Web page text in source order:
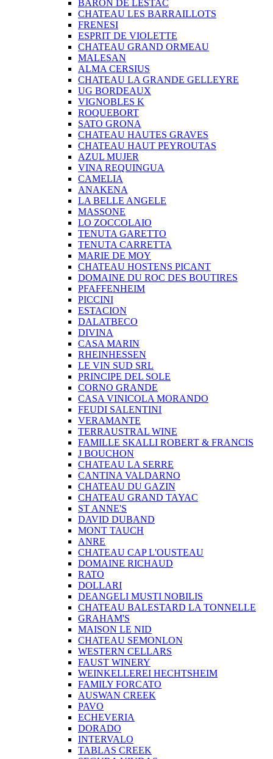
BARON DE LESTAC
CHATEAU LES BARRAILLOTS
FRENESI
ESPRIT DE VIOLETTE
CHATEAU GRAND ORMEAU
MALESAN
ALMA CERSIUS
CHATEAU LA GRANDE GELLEYRE
UG BORDEAUX
VIGNOBLES K
ROQUEBORT
SATO GRONA
CHATEAU HAUTES GRAVES
CHATEAU HAUT PEYROUTAS
AZUL MUJER
VINA REQUINGUA
CAMELIA
ANAKENA
LA BELLE ANGELE
MASSONE
LO ZOCCOLAIO
TENUTA GARETTO
TENUTA CARRETTA
MARIE DE MOY
CHATEAU HOSTENS PICANT
DOMAINE DU ROC DES BOUTIRES
PFAFFENHEIM
PICCINI
ESTACION
DALATBECO
DIVINA
CASA MARIN
RHEINHESSEN
LE VIN SUD SRL
PRINCIPE DEL SOLE
CORNO GRANDE
CASA VINICOLA MORANDO
FEUDI SALENTINI
VERAMANTE
TERRAUSTRAL WINE
FAMILLE SKALLI ROBERT & FRANCIS
J BOUCHON
CHATEAU LA SERRE
CANTINA VALDARNO
CHATEAU DU GAZIN
CHATEAU GRAND TAYAC
ST ANNE'S
DAVID DUBAND
MONT TAUCH
ANRE
CHATEAU CAP L'OUSTEAU
DOMAINE RICHAUD
RATO
DOLLARI
DEANGELI MUSTI NOBILIS
CHATEAU BALESTARD LA TONNELLE
GRAHAM'S
MAISON LE NID
CHATEAU SEMONLON
WESTERN CELLARS
FAUST WINERY
WEINKELLEREI HECHTSHEIM
FAMILY FORCATO
AUSWAN CREEK
PAVO
ECHEVERIA
DORADO
INTERVALO
TABLAS CREEK